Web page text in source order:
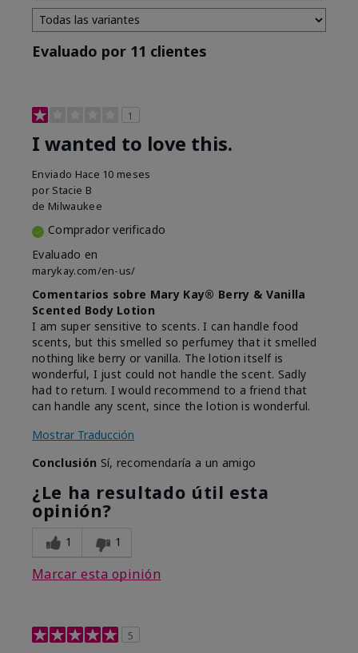
Evaluado por 11 clientes
1
I wanted to love this.
Enviado Hace 10 meses
por Stacie B
de Milwaukee
Comprador verificado
Evaluado en
marykay.com/en-us/
Comentarios sobre Mary Kay® Berry & Vanilla
Scented Body Lotion
I am super sensitive to scents. I can handle food
scents, but this smelled so perfumey that it smelled
nothing like berry or vanilla. The lotion itself is
wonderful, I just could not handle the scent. Sadly
had to return. I would recommend to a friend that
can handle any scent, since the lotion is wonderful.
Mostrar Traducción
Conclusión Sí, recomendaría a un amigo
¿Le ha resultado útil esta
opinión?
1 1
Marcar esta opinión
5